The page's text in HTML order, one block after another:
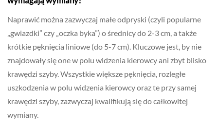
Naprawić można zazwyczaj małe odpryski (czyli popularne
„gwiazdki” czy „oczka byka”) o średnicy do 2-3 cm, a także
krótkie pęknięcia liniowe (do 5-7 cm). Kluczowe jest, by nie
znajdowały się one w polu widzenia kierowcy ani zbyt blisko
krawędzi szyby. Wszystkie większe pęknięcia, rozległe
uszkodzenia w polu widzenia kierowcy oraz te przy samej
krawędzi szyby, zazwyczaj kwalifikują się do całkowitej
wymiany.